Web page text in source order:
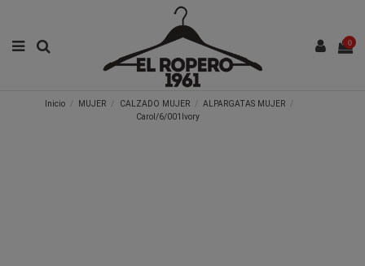
0
Inicio MUJER CALZADO MUJER
ALPARGATAS MUJER
Carol/6/001Ivory